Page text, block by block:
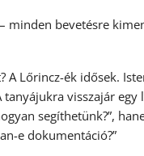
minden bevetésre
A Lőrincz-ék idősek.
tanyájukra visszajár
segíthetünk?”,
e dokumentáció?”